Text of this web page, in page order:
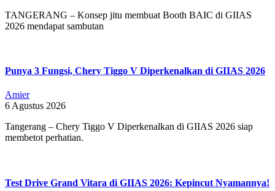
TANGERANG – Konsep jitu membuat Booth BAIC di GIIAS
2026 mendapat sambutan
Punya 3 Fungsi, Chery Tiggo V Diperkenalkan di GIIAS 2026
Amier
6 Agustus 2026
Tangerang – Chery Tiggo V Diperkenalkan di GIIAS 2026 siap
membetot perhatian.
Test Drive Grand Vitara di GIIAS 2026: Kepincut Nyamannya!